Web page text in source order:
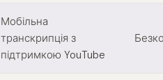
Мобільна
транскрипція з
підтримкою YouTube